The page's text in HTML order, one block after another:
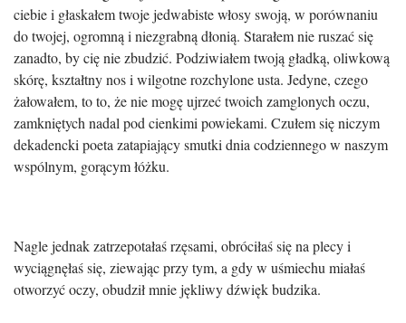
ciebie i głaskałem twoje jedwabiste włosy swoją, w porównaniu
do twojej, ogromną i niezgrabną dłonią. Starałem nie ruszać się
zanadto, by cię nie zbudzić. Podziwiałem twoją gładką, oliwkową
skórę, kształtny nos i wilgotne rozchylone usta. Jedyne, czego
żałowałem, to to, że nie mogę ujrzeć twoich zamglonych oczu,
zamkniętych nadal pod cienkimi powiekami. Czułem się niczym
dekadencki poeta zatapiający smutki dnia codziennego w naszym
wspólnym, gorącym łóżku.
Nagle jednak zatrzepotałaś rzęsami, obróciłaś się na plecy i
wyciągnęłaś się, ziewając przy tym, a gdy w uśmiechu miałaś
otworzyć oczy, obudził mnie jękliwy dźwięk budzika.